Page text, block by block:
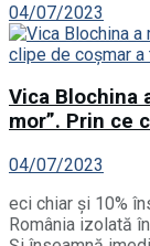
04/07/2023
Vica Blochina
mor”. Prin ce
04/07/2023
eci chiar şi 10%
România izolată